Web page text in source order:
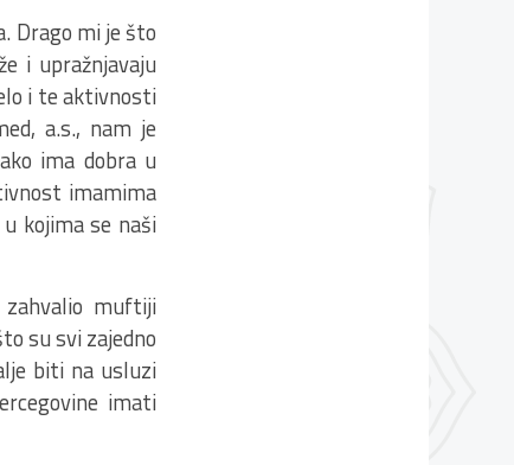
Drago mi je što
i upražnjavaju
i te aktivnosti
a.s., nam je
ima dobra u
imamima
kojima se naši
zahvalio muftiji
su svi zajedno
biti na usluzi
imati